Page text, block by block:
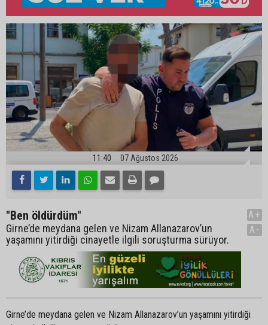
11:40 07 Ağustos 2026
"Ben öldürdüm"
Girne’de meydana gelen ve Nizam Allanazarov’un
yaşamını yitirdiği cinayetle ilgili soruşturma sürüyor.
A+
A-
Girne’de meydana gelen ve Nizam Allanazarov’un yaşamını yitirdiği